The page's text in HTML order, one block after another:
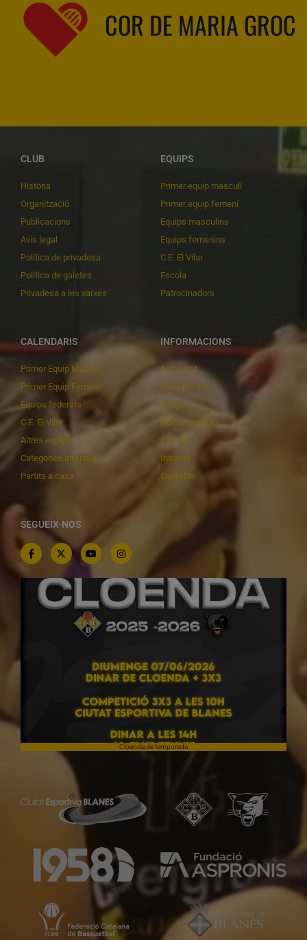
COR DE MARIA GROC
CLUB
Història
Organització
Publicacions
Avís legal
Política de privadesa
Política de galetes
Privadesa a les xarxes
EQUIPS
Primer equip masculí
Primer equip femení
Equips masculins
Equips femenins
C.E. El Vilar
Escola
Patrocinadors
CALENDARIS
Primer Equip Masculí
Primer Equip Femení
Equips federats
C.E. El Vilar
Altres equips
Categories inferiors
Partits a casa
INFORMACIONS
Actualitat
Inscripcions
Botiga
Documentació
Playoff
Intranet
Contacte
SEGUEIX-NOS
Cloenda de temporada